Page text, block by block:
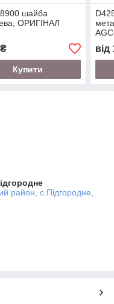
шайба
ОРИГІНАЛ
Купити
від
район, с.Підгородне,